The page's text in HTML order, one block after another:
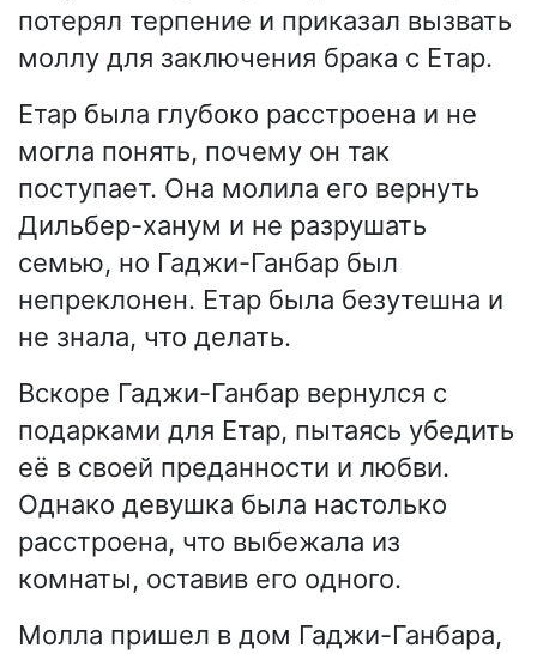
потерял терпение и приказал вызвать
моллу для заключения брака с Етар.
Етар была глубоко расстроена и не
могла понять, почему он так
поступает. Она молила его вернуть
Дильбер-ханум и не разрушать
семью, но Гаджи-Ганбар был
непреклонен. Етар была безутешна и
не знала, что делать.
Вскоре Гаджи-Ганбар вернулся с
подарками для Етар, пытаясь убедить
её в своей преданности и любви.
Однако девушка была настолько
расстроена, что выбежала из
комнаты, оставив его одного.
Молла пришел в дом Гаджи-Ганбара,